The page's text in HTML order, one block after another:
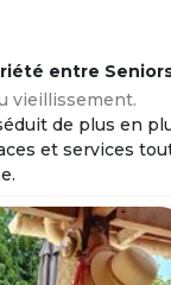
entre
vieillissement.
de plus en
et services